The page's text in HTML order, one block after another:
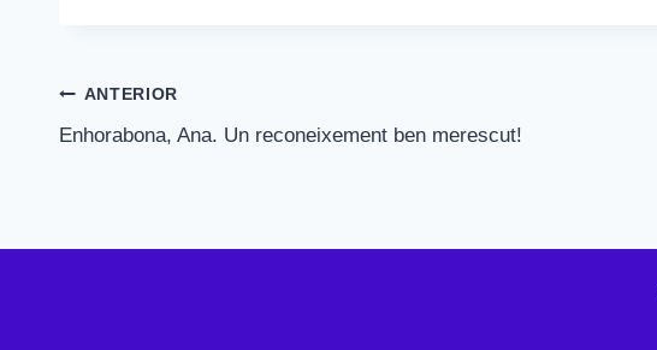
Navegació
d'entrades
ANTERIOR
Enhorabona, Ana. Un reconeixement ben merescut!